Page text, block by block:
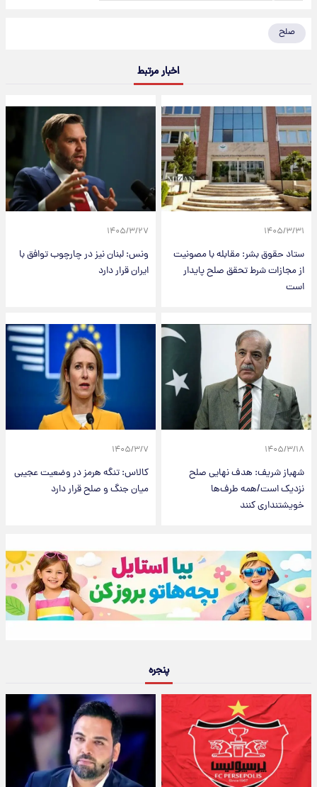
صلح
اخبار مرتبط
۱۴۰۵/۳/۳۱
ستاد حقوق بشر: مقابله با مصونیت
از مجازات شرط تحقق صلح پایدار
است
۱۴۰۵/۳/۲۷
ونس: لبنان نیز در چارچوب توافق با
ایران قرار دارد
۱۴۰۵/۳/۱۸
شهباز شریف: هدف نهایی صلح
نزدیک است/همه طرف‌ها
خویشتنداری کنند
۱۴۰۵/۳/۷
کالاس: تنگه هرمز در وضعیت عجیبی
میان جنگ و صلح قرار دارد
پنجره